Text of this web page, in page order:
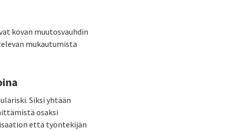
kovan muutosvauhdin
mukautumista
Siksi yhtään
osaksi
että työntekijän